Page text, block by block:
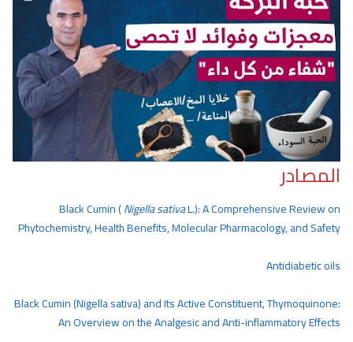
المصادر
Black Cumin (Nigella sativaL.): A Comprehensive Review on
Phytochemistry, Health Benefits, Molecular Pharmacology, and Safety
Antidiabetic oils
Black Cumin (Nigella sativa) and Its Active Constituent, Thymoquinone:
An Overview on the Analgesic and Anti-inflammatory Effects